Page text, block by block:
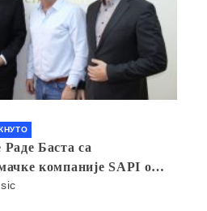
Баста са
компаније SAPI о